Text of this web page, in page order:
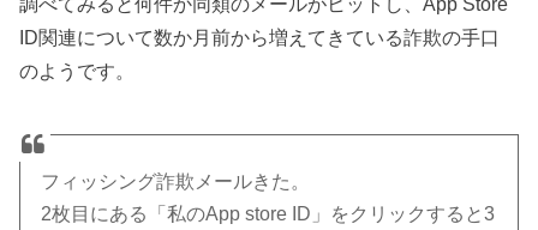
ID関連について数か月前から増えてきている詐欺の手口
のようです。
フィッシング詐欺メールきた。
2枚目にある「私のApp store ID」をクリックすると3